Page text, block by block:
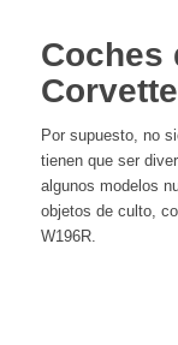
Coches
Por supuesto, no
tienen que ser
algunos modelos
objetos de culto,
W196R.